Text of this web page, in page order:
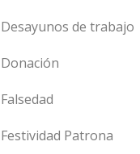
Desayunos de trabajo
Donación
Falsedad
Festividad Patrona